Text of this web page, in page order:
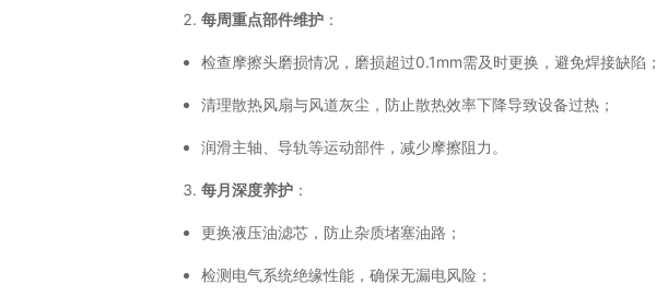
每周重点部件维护 ：
检查摩擦头磨损情况，磨损超过0.1mm需及时更换，避免焊接缺陷；
清理散热风扇与风道灰尘，防止散热效率下降导致设备过热；
润滑主轴、导轨等运动部件，减少摩擦阻力。
每月深度养护 ：
更换液压油滤芯，防止杂质堵塞油路；
检测电气系统绝缘性能，确保无漏电风险；